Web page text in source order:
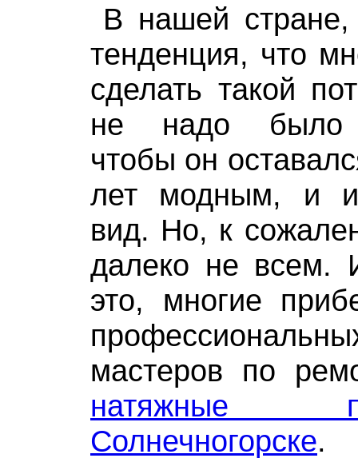
В нашей стране,
тенденция, что
сделать такой
не надо было
чтобы он
лет модным, и
вид. Но, к
далеко не всем.
это, многие
мастеров по
натяжные
Солнечногорске.